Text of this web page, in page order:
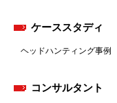
ケーススタディ
ヘッドハンティング事例
コンサルタント